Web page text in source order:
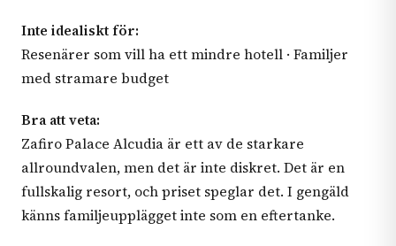
Inte idealiskt för:
Resenärer som vill ha ett mindre hotell · Familjer
med stramare budget
Bra att veta:
Zafiro Palace Alcudia är ett av de starkare
allroundvalen, men det är inte diskret. Det är en
fullskalig resort, och priset speglar det. I gengäld
känns familjeupplägget inte som en eftertanke.